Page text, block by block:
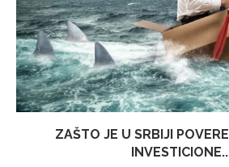
ZAŠTO JE U SRBIJI